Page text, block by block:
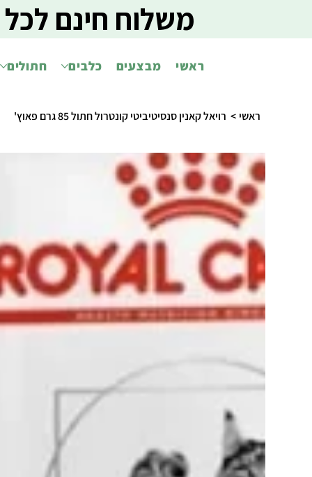
ראשי מבצעים כלבים חתולים
משלוח חינם
ראשי > רויאל קאנין סנסיטיביטי קונטרול חתול 85 גרם פאוץ'